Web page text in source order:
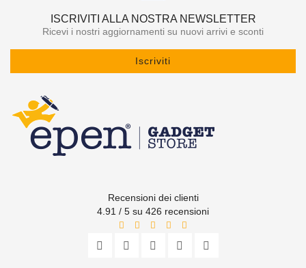
ISCRIVITI ALLA NOSTRA NEWSLETTER
Ricevi i nostri aggiornamenti su nuovi arrivi e sconti
Iscriviti
Recensioni dei clienti
4.91 / 5 su 426 recensioni